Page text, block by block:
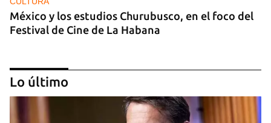
México y los estudios Churubusco, en el foco del
Festival de Cine de La Habana
Lo último